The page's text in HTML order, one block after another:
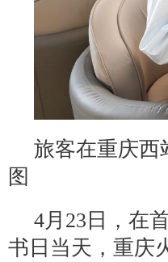
旅客在重庆西
图
4月23日，在
书日当天，重庆